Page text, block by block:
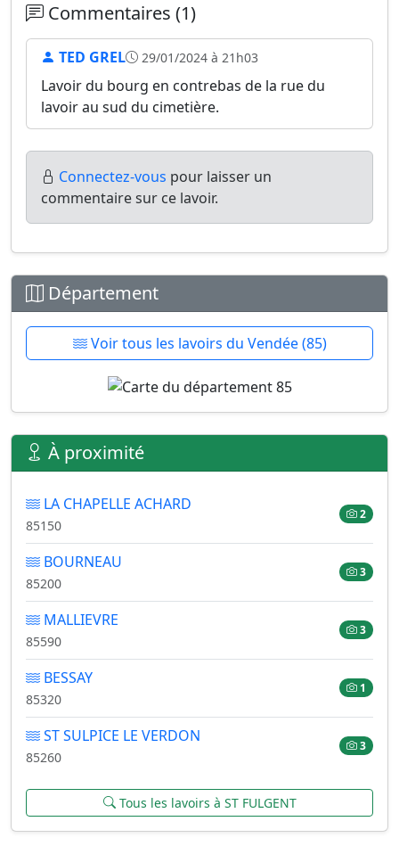
Commentaires (1)
TED GREL 29/01/2024 à 21h03
Lavoir du bourg en contrebas de la rue du
lavoir au sud du cimetière.
Connectez-vous pour laisser un
commentaire sur ce lavoir.
Département
Voir tous les lavoirs du Vendée (85)
À proximité
LA CHAPELLE ACHARD
85150
2
BOURNEAU
85200
3
MALLIEVRE
85590
3
BESSAY
85320
1
ST SULPICE LE VERDON
85260
3
Tous les lavoirs à ST FULGENT